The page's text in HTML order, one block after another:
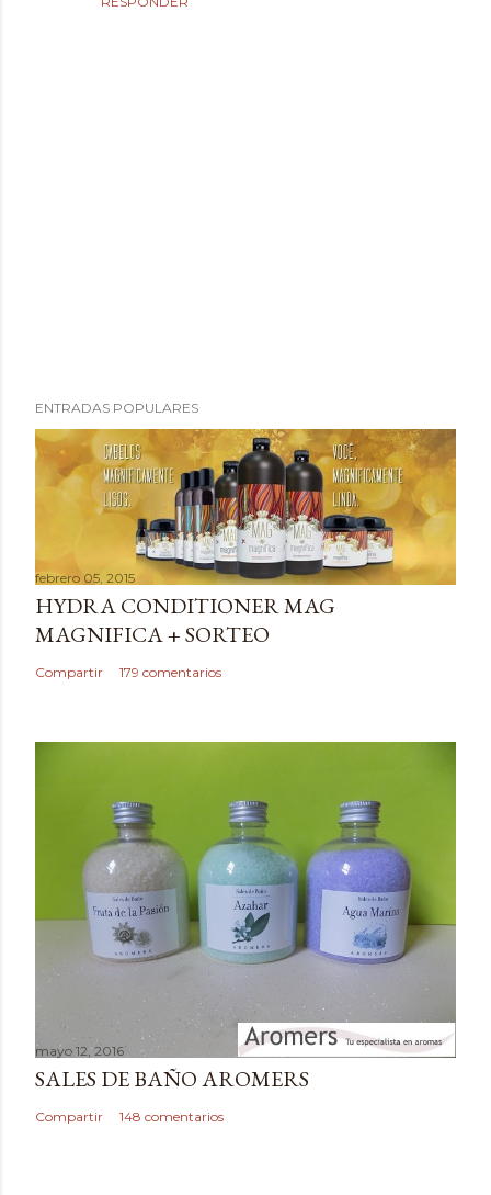
u
b
a
r
u
n
c
o
ENTRADAS POPULARES
febrero 05, 2015
HYDRA CONDITIONER MAG
MAGNIFICA + SORTEO
Compartir 179 comentarios
mayo 12, 2016
SALES DE BAÑO AROMERS
Compartir 148 comentarios